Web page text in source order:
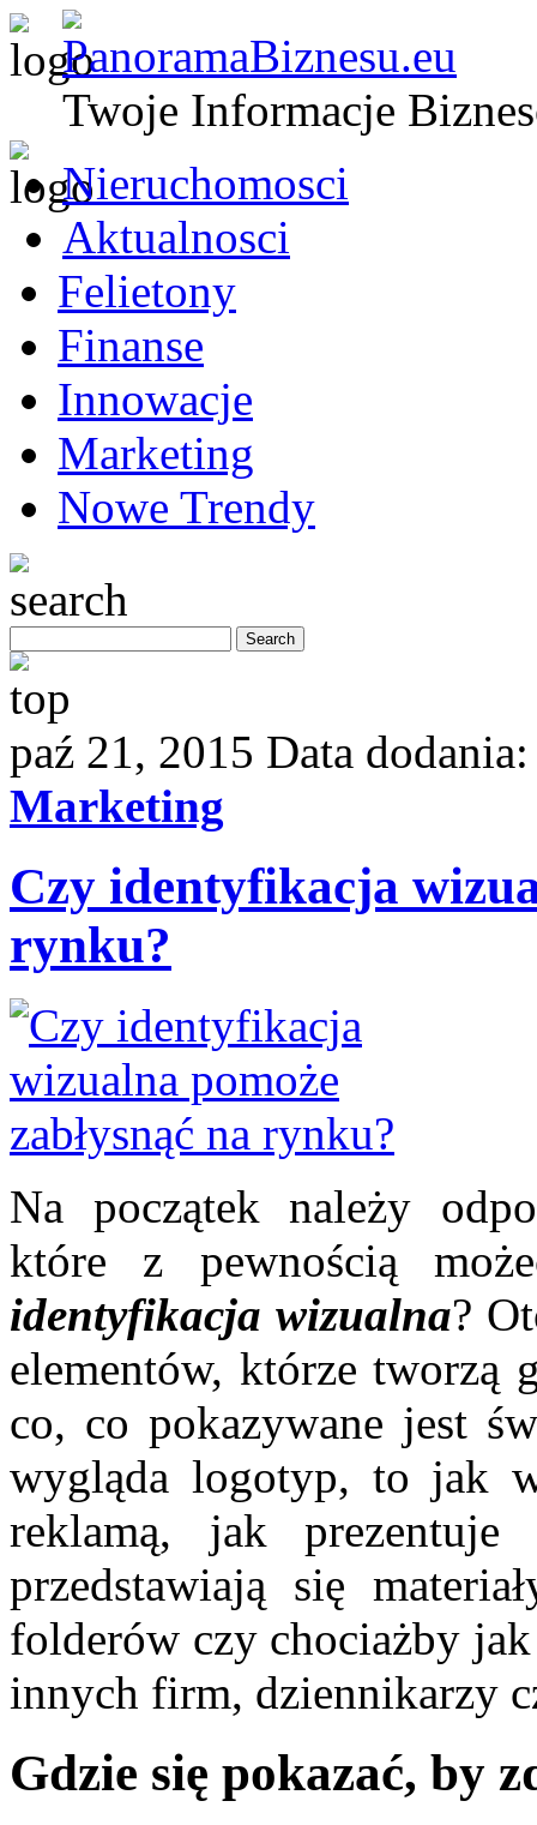
Twoje Informacje
Nieruchomosci
Aktualnosci
Felietony
Finanse
Innowacje
Marketing
Nowe Trendy
paź 21, 2015 Data
Marketing
Czy identyfikacja
rynku?
Na początek należy
które z pewnością
identyfikacja wizualna?
elementów, którze tworzą
co, co pokazywane jest
wygląda logotyp, to jak
reklamą, jak
przedstawiają się
folderów czy chociażby
innych firm, dziennikarzy
Gdzie się pokazać, by